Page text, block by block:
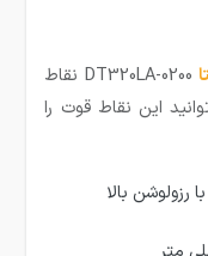
DT320LA-0200 نقاط
این نقاط قوت را
دارای صفحه نمایش جدید LCD با رزولوشن بالا